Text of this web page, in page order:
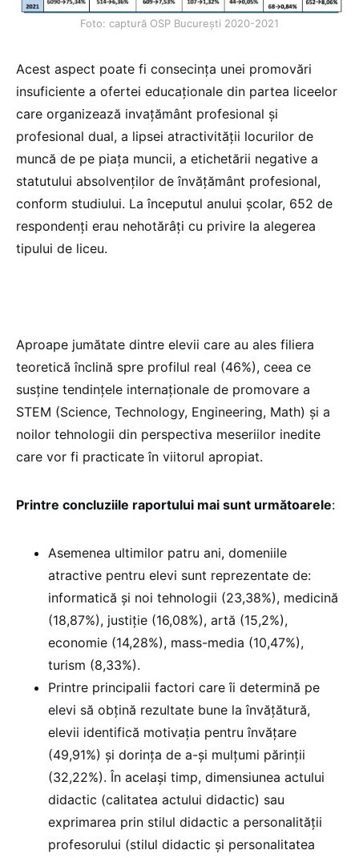
Foto: captură OSP București 2020-2021
Acest aspect poate fi consecinţa unei promovări
insuficiente a ofertei educaționale din partea liceelor
care organizează invaţământ profesional şi
profesional dual, a lipsei atractivității locurilor de
muncă de pe piața muncii, a etichetării negative a
statutului absolvenților de învățământ profesional,
conform studiului. La începutul anului școlar, 652 de
respondenți erau nehotărâți cu privire la alegerea
tipului de liceu.
Aproape jumătate dintre elevii care au ales filiera
teoretică înclină spre profilul real (46%), ceea ce
susține tendințele internaționale de promovare a
STEM (Science, Technology, Engineering, Math) și a
noilor tehnologii din perspectiva meseriilor inedite
care vor fi practicate în viitorul apropiat.
Printre concluziile raportului mai sunt următoarele:
Asemenea ultimilor patru ani, domeniile
atractive pentru elevi sunt reprezentate de:
informatică și noi tehnologii (23,38%), medicină
(18,87%), justiţie (16,08%), artă (15,2%),
economie (14,28%), mass-media (10,47%),
turism (8,33%).
Printre principalii factori care îi determină pe
elevi să obțină rezultate bune la învățătură,
elevii identifică motivația pentru învățare
(49,91%) și dorința de a-și mulțumi părinții
(32,22%). În același timp, dimensiunea actului
didactic (calitatea actului didactic) sau
exprimarea prin stilul didactic a personalității
profesorului (stilul didactic și personalitatea